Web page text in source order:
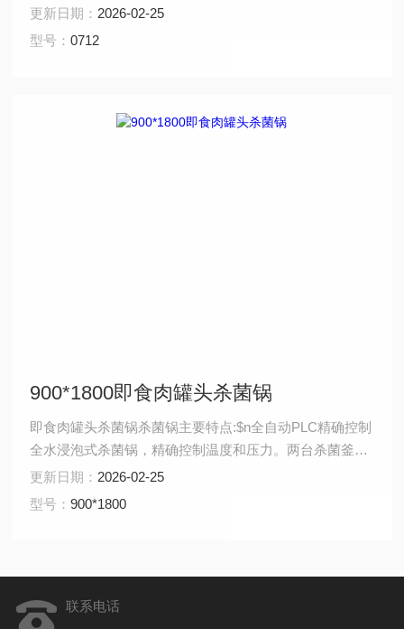
前占地6925平方米，拥有员工160人。$n诸城市金鼎食品
机械有限公司专业从事于高温杀菌锅的开发和制造，主要
更新日期： 2026-02-25
型号：0712
900*1800即食肉罐头杀菌锅
即食肉罐头杀菌锅杀菌锅主要特点:$n全自动PLC精确控制
全水浸泡式杀菌锅，精确控制温度和压力。两台杀菌釜交
替使用同一批杀菌水交替工作，一台的食品处理完后，直
接将高温处理水注入到另一台中，减少处理水和热凉的损
更新日期： 2026-02-25
型号：900*1800
联系电话